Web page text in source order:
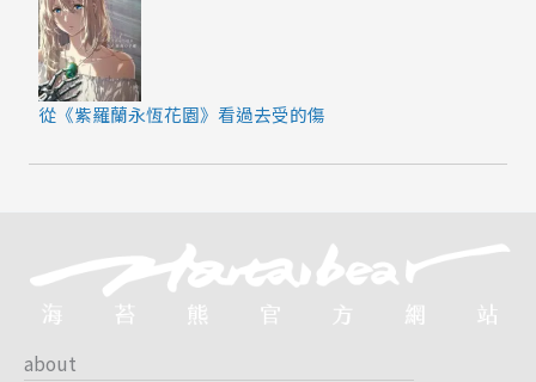
從《紫羅蘭永恆花園》看過去受的傷
about